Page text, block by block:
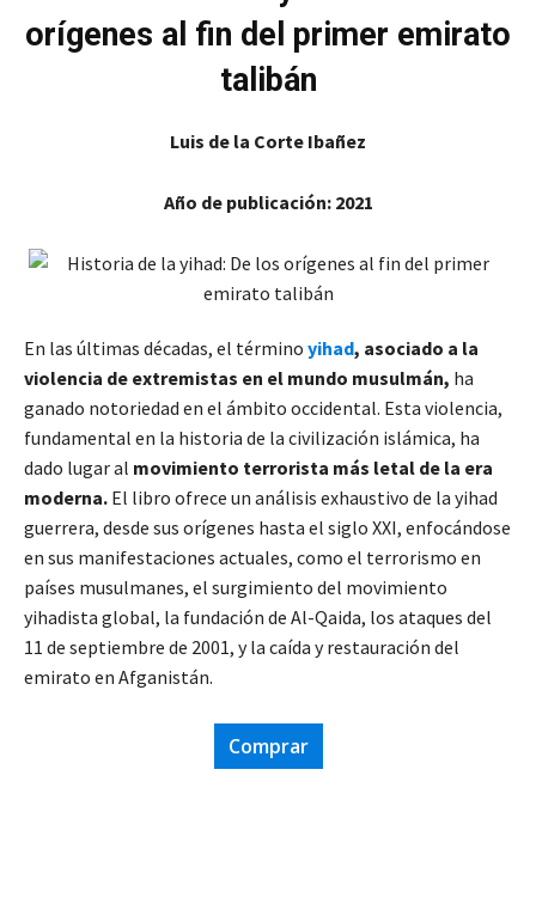
orígenes al fin del primer emirato
talibán
Luis de la Corte Ibañez
Año de publicación: 2021
En las últimas décadas, el término yihad, asociado a la
violencia de extremistas en el mundo musulmán, ha
ganado notoriedad en el ámbito occidental. Esta violencia,
fundamental en la historia de la civilización islámica, ha
dado lugar al movimiento terrorista más letal de la era
moderna. El libro ofrece un análisis exhaustivo de la yihad
guerrera, desde sus orígenes hasta el siglo XXI, enfocándose
en sus manifestaciones actuales, como el terrorismo en
países musulmanes, el surgimiento del movimiento
yihadista global, la fundación de Al-Qaida, los ataques del
11 de septiembre de 2001, y la caída y restauración del
emirato en Afganistán.
Comprar